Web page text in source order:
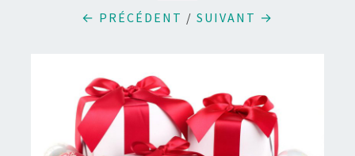
← PRÉCÉDENT / SUIVANT →